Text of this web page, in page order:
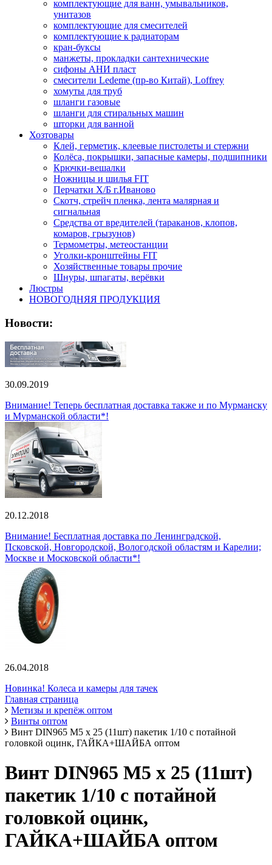
комплектующие для ванн, умывальников,
унитазов
комплектующие для смесителей
комплектующие к радиаторам
кран-буксы
манжеты, прокладки сантехнические
сифоны АНИ пласт
смесители Ledeme (пр-во Китай), Loffrey
хомуты для труб
шланги газовые
шланги для стиральных машин
шторки для ванной
Хозтовары
Клей, герметик, клеевые пистолеты и стержни
Колёса, покрышки, запасные камеры, подшипники
Крючки-вешалки
Ножницы и шилья FIT
Перчатки Х/Б г.Иваново
Скотч, стрейч пленка, лента малярная и
сигнальная
Средства от вредителей (тараканов, клопов,
комаров, грызунов)
Термометры, метеостанции
Уголки-кронштейны FIT
Хозяйственные товары прочие
Шнуры, шпагаты, верёвки
Люстры
НОВОГОДНЯЯ ПРОДУКЦИЯ
Новости:
30.09.2019
Внимание! Теперь бесплатная доставка также и по Мурманску
и Мурманской области*!
20.12.2018
Внимание! Бесплатная доставка по Ленинградской,
Псковской, Новгородской, Вологодской областям и Карелии;
Москве и Московской области*!
26.04.2018
Новинка! Колеса и камеры для тачек
Главная страница
Метизы и крепёж оптом
Винты оптом
Винт DIN965 М5 х 25 (11шт) пакетик 1/10 с потайной
головкой оцинк, ГАЙКА+ШАЙБА оптом
Винт DIN965 М5 х 25 (11шт)
пакетик 1/10 с потайной
головкой оцинк,
ГАЙКА+ШАЙБА оптом